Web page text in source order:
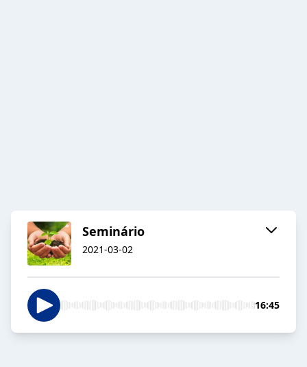
Seminário
2021-03-02
16:45